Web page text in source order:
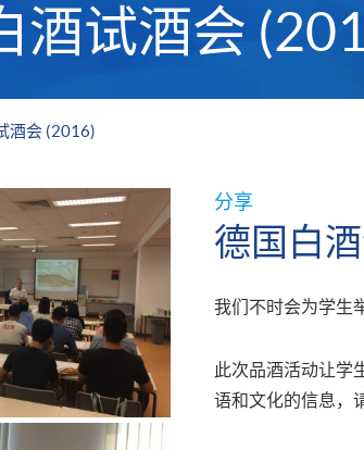
酒试酒会
酒会 (2016)
分享
德国白
我们不时会为学生
此次品酒活动让学
语和文化的信息，